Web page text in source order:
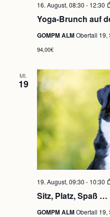
Yoga-Brunch auf
16. August, 08:30 - 12:30
GOMPM ALMObertall 19,
94,00€
MI.
19
Sitz, Platz, Spaß …
19. August, 09:30 - 10:30
GOMPM ALMObertall 19,